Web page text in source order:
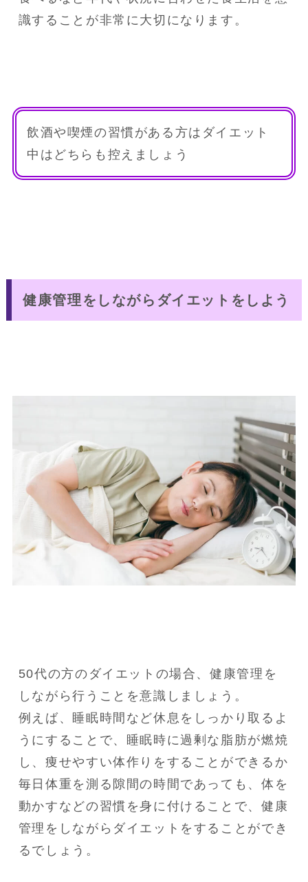
識することが非常に大切になります。
飲酒や喫煙の習慣がある方はダイエット
中はどちらも控えましょう
健康管理をしながらダイエットをしよう
50代の方のダイエットの場合、健康管理を
しながら行うことを意識しましょう。
例えば、睡眠時間など休息をしっかり取るよ
うにすることで、睡眠時に過剰な脂肪が燃焼
し、痩せやすい体作りをすることができるか
毎日体重を測る隙間の時間であっても、体を
動かすなどの習慣を身に付けることで、健康
管理をしながらダイエットをすることができ
るでしょう。